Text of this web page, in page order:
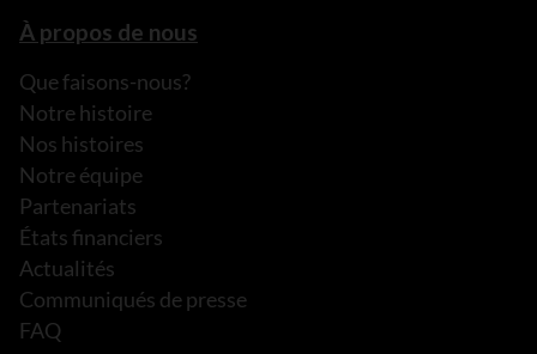
À propos de nous
Que faisons-nous?
Notre histoire
Nos histoires
Notre équipe
Partenariats
États financiers
Actualités
Communiqués de presse
FAQ